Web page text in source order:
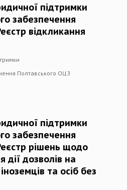
підтримки
забезпечення
відкликання
Полтавського ОЦЗ
підтримки
забезпечення
рішень щодо
дії дозволів на
та осіб без